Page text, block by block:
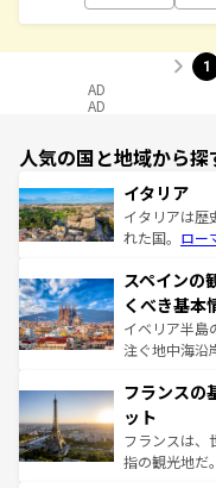
1
AD
AD
人気の国と地域から探
イタリア
イタリアは歴
れた国。 ロー
ろん、トスカ
景など、自然
ピザやパス
できる。朝目
なお、新着の
しい。
スペインの
くべき基本
イベリア半島
注ぐ地中海沿
文化が根付く
れる闘牛、そ
る。首都マド
アートに溢れ
フランスの
ット
フランスは、
指の観光地だ